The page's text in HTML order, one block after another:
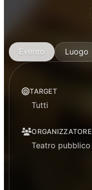
Evento Luogo
TARGET
Tutti
ORGANIZZATORE
Teatro